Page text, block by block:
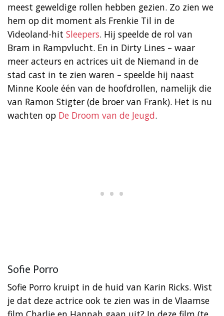
meest geweldige rollen hebben gezien. Zo zien we
hem op dit moment als Frenkie Til in de
Videoland-hit Sleepers. Hij speelde de rol van
Bram in Rampvlucht. En in Dirty Lines – waar
meer acteurs en actrices uit de Niemand in de
stad cast in te zien waren – speelde hij naast
Minne Koole één van de hoofdrollen, namelijk die
van Ramon Stigter (de broer van Frank). Het is nu
wachten op De Droom van de Jeugd.
Sofie Porro
Sofie Porro kruipt in de huid van Karin Ricks. Wist
je dat deze actrice ook te zien was in de Vlaamse